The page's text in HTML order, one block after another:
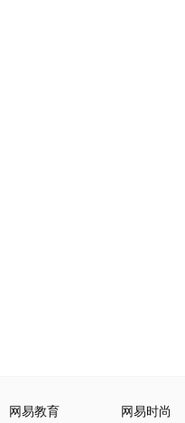
网易教育 网易时尚